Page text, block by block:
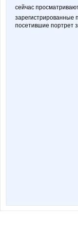
сейчас
зарегистрированные
посетившие портрет